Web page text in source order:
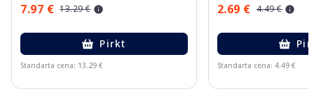
7.97 € 13.29 €
Pirkt
Standarta cena: 13.29 €
2.69 € 4.49 €
Standarta cena: 4.49 €